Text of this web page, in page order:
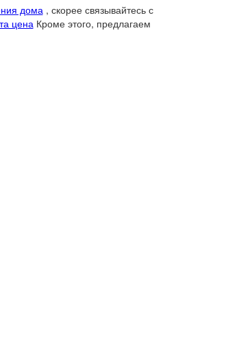
дома, скорее связывайтесь с
ценаКроме этого, предлагаем